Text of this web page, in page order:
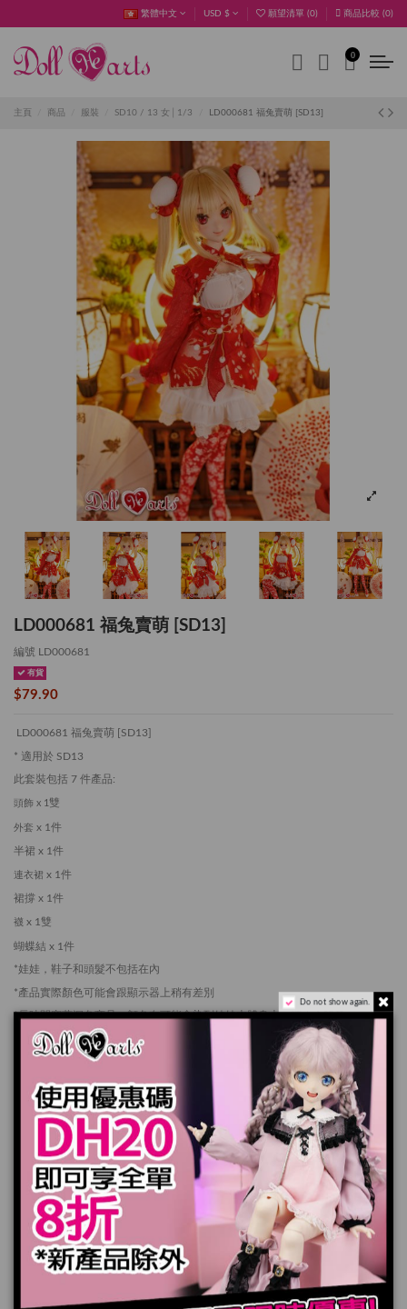
繁體中文 USD $ 願望清單 (0) 商品比較 (0)
0
主頁 商品 服裝 SD10 / 13 女│1/3 LD000681 福兔賣萌 [SD13]
LD000681 福兔賣萌 [SD13]
編號 LD000681
有貨
$79.90
LD000681 福兔賣萌 [SD13]
* 適用於 SD13
此套裝包括 7 件產品:
頭飾 x 1 雙
外套 x 1件
半裙 x 1件
連衣裙 x 1件
裙撐 x 1件
襪 x 1雙
蝴蝶結 x 1件
*娃娃，鞋子和頭髮不包括在內
*產品實際顏色可能會跟顯示器上稍有差別
*長時間穿著深色商品，顔色有可能會染到娃娃本體身上。請小心留意。
7-14天個工作天送出
加入購物車
Do not show again.